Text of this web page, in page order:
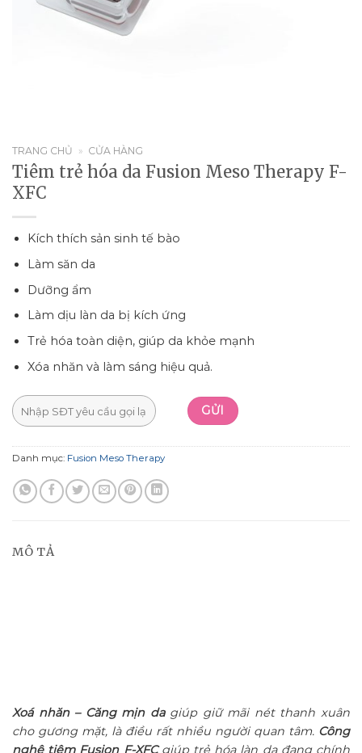
TRANG CHỦ » CỬA HÀNG
Tiêm trẻ hóa da Fusion Meso Therapy F-
XFC
Kích thích sản sinh tế bào
Làm săn da
Dưỡng ẩm
Làm dịu làn da bị kích ứng
Trẻ hóa toàn diện, giúp da khỏe mạnh
Xóa nhăn và làm sáng hiệu quả.
Danh mục: Fusion Meso Therapy
MÔ TẢ
Xoá nhăn – Căng mịn dagiúp giữ mãi nét thanh xuân
cho gương mặt, là điều rất nhiều người quan tâm. Công
nghệ tiêm Fusion F-XFCgiúp trẻ hóa làn da đang chính